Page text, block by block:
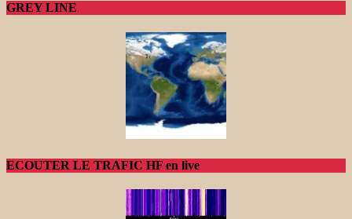
GREY LINE
ECOUTER LE TRAFIC HF en live